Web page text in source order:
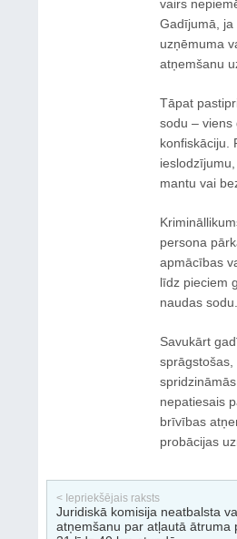
vairs
Gadījumā, ja
uzņēmuma
atņemšanu
Tāpat
sodu – viens
konfiskāciju.
mantu vai
persona
apmācības
līdz pieciem
naudas sodu.
Savukārt
nepatiesais
brīvības
probācijas
< Iepriekšējais raksts
Juridiskā komisija neatbalsta
atņemšanu par atļautā ātruma